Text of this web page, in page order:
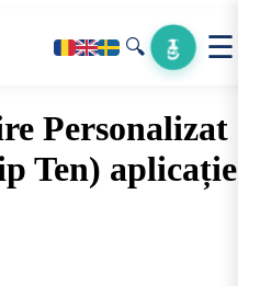
🔍 ☰
Personalizat
Ten) aplicație